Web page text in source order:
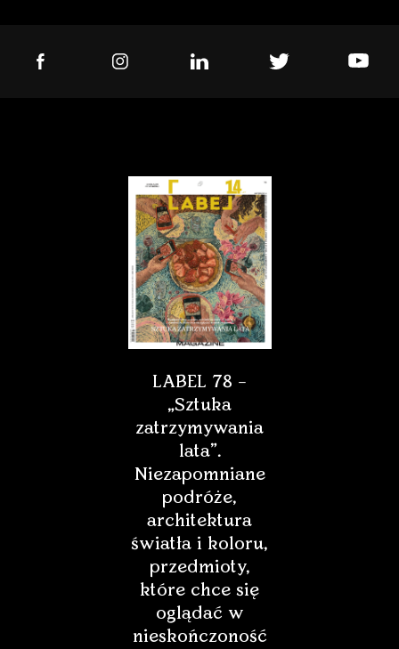
LABEL 78 –
„Sztuka
zatrzymywania
lata”.
Niezapomniane
podróże,
architektura
światła i koloru,
przedmioty,
które chce się
oglądać w
nieskończoność